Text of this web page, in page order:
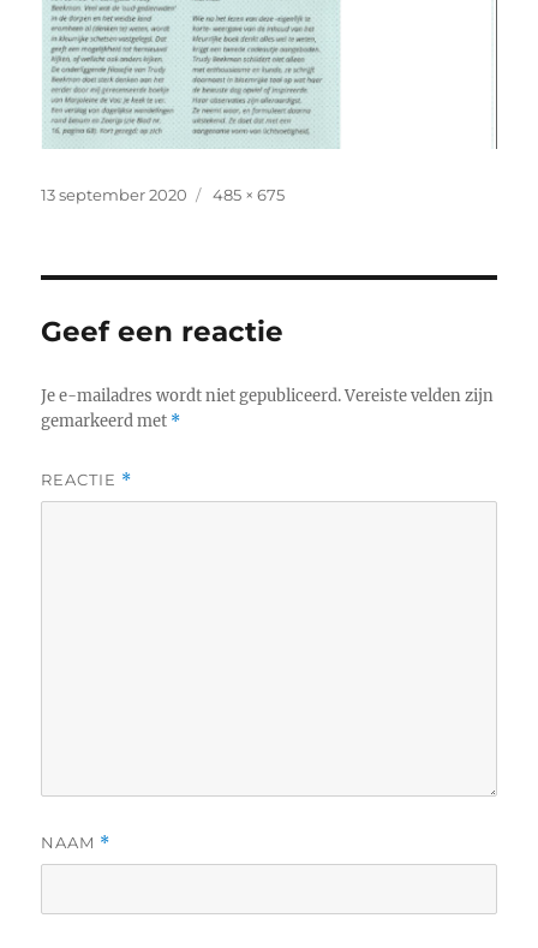
Geplaatst
13 september 2020
Volledige
485 × 675
Geef een reactie
Je e-mailadres wordt niet gepubliceerd. Vereiste velden zijn
gemarkeerd met *
REACTIE *
NAAM *